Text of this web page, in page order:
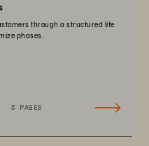
through a structured life
phases.
3 PAGES